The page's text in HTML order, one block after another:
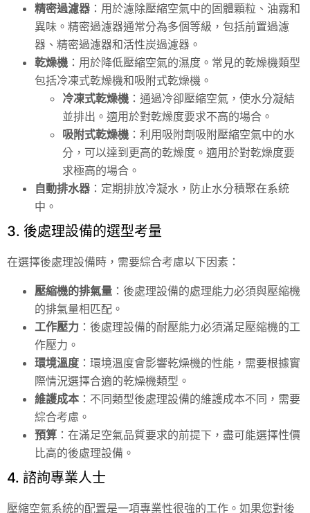
精密過濾器 ：用於濾除壓縮空氣中的固體顆粒、油霧和
異味。精密過濾器通常分為多個等級，包括前置過濾
器、精密過濾器和活性炭過濾器。
乾燥機 ：用於降低壓縮空氣的濕度。常見的乾燥機類型
包括冷凍式乾燥機和吸附式乾燥機。
冷凍式乾燥機 ：通過冷卻壓縮空氣，使水分凝結
並排出。適用於對乾燥度要求不高的場合。
吸附式乾燥機 ：利用吸附劑吸附壓縮空氣中的水
分，可以達到更高的乾燥度。適用於對乾燥度要
求極高的場合。
自動排水器 ：定期排放冷凝水，防止水分積聚在系統
中。
3. 後處理設備的選型考量
在選擇後處理設備時，需要綜合考慮以下因素：
壓縮機的排氣量 ：後處理設備的處理能力必須與壓縮機
的排氣量相匹配。
工作壓力 ：後處理設備的耐壓能力必須滿足壓縮機的工
作壓力。
環境溫度 ：環境溫度會影響乾燥機的性能，需要根據實
際情況選擇合適的乾燥機類型。
維護成本 ：不同類型後處理設備的維護成本不同，需要
綜合考慮。
預算 ：在滿足空氣品質要求的前提下，盡可能選擇性價
比高的後處理設備。
4. 諮詢專業人士
壓縮空氣系統的配置是一項專業性很強的工作。如果您對後